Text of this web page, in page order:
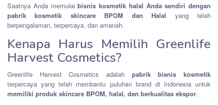
Saatnya Anda memulaibisnis kosmetik halal Anda sendiri dengan
pabrik kosmetik skincare BPOM dan Halal yang telah
berpengalaman, terpercaya, dan amanah.
Kenapa Harus Memilih Greenlife
Harvest Cosmetics?
Greenlife Harvest Cosmetics adalah pabrik bisnis kosmetik
terpercaya yang telah membantu puluhan brand di Indonesia untuk
memiliki produk skincare BPOM, halal, dan berkualitas ekspor.